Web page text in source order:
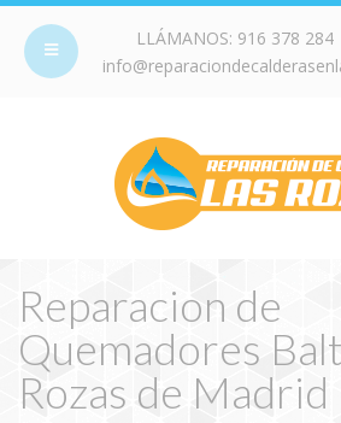
LLÁMANOS: 916 378 284
Reparacion de
Quemadores
Rozas de Madrid